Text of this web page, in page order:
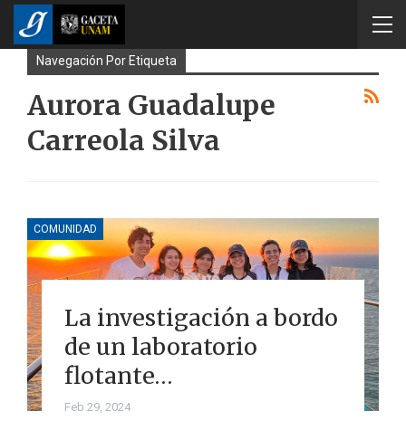
Navegación Por Etiqueta
Aurora Guadalupe
Carreola Silva
COMUNIDAD
La investigación a bordo
de un laboratorio
flotante…
Feb 29, 2024